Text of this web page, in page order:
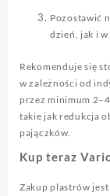
Pozostawić
dzień, jak i w
Rekomenduje się
w zależności od
przez minimum
takie jak redukcja
pajączków.
Kup teraz
Zakup plastrów